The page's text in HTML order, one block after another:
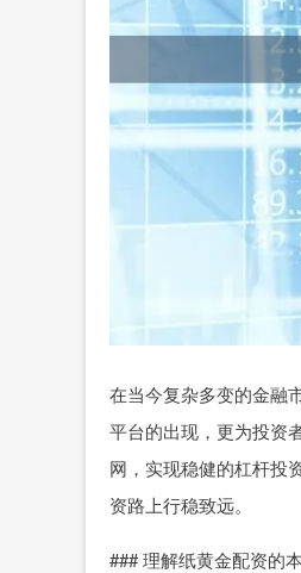
在当今复杂多变的金融
平台的出现，更为投资
网，实现稳健的杠杆投
资路上行稳致远。
### 理解纸黄金配资的